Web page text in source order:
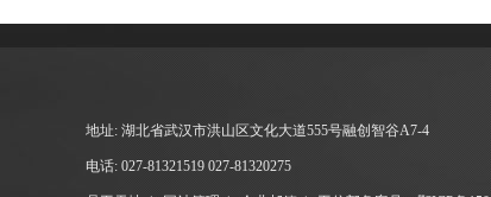
地址: 湖北省武汉市洪山区文化大道555号融创智谷A7-4
电话: 027-81321519 027-81320275